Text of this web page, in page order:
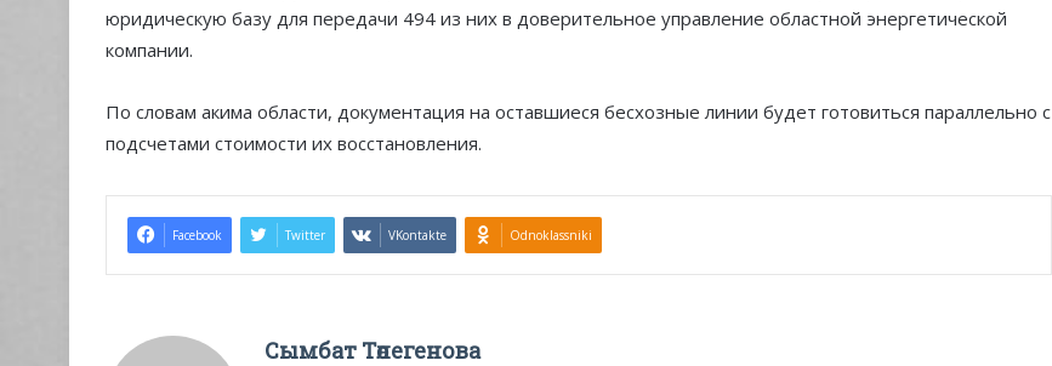
юридическую базу для передачи 494 из них в доверительное управление областной энергетической
компании.
По словам акима области, документация на оставшиеся бесхозные линии будет готовиться параллельно с
подсчетами стоимости их восстановления.
Facebook Twitter VKontakte Odnoklassniki
Сымбат Төлегенова